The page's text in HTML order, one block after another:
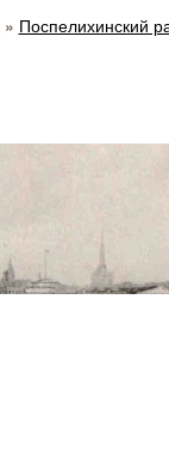
» Поспелихинский